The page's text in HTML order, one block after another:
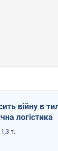
війну в
логістика
т.